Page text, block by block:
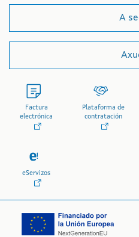
A
Factura
electrónica
Plataforma de
contratación
eServizos